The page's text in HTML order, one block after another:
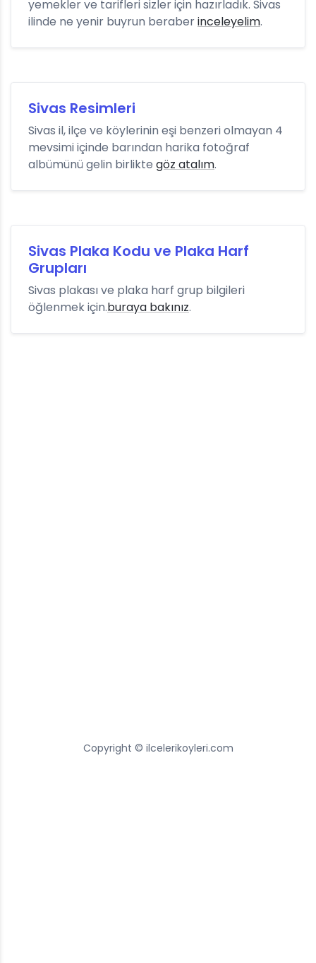
yemekler ve tarifleri sizler için hazırladık. Sivas
ilinde ne yenir buyrun beraberinceleyelim.
Sivas Resimleri
Sivas il, ilçe ve köylerinin eşi benzeri olmayan 4
mevsimi içinde barından harika fotoğraf
albümünü gelin birlikte göz atalım.
Sivas Plaka Kodu ve Plaka Harf
Grupları
Sivas plakası ve plaka harf grup bilgileri
öğlenmek için.buraya bakınız.
Copyright © ilcelerikoyleri.com